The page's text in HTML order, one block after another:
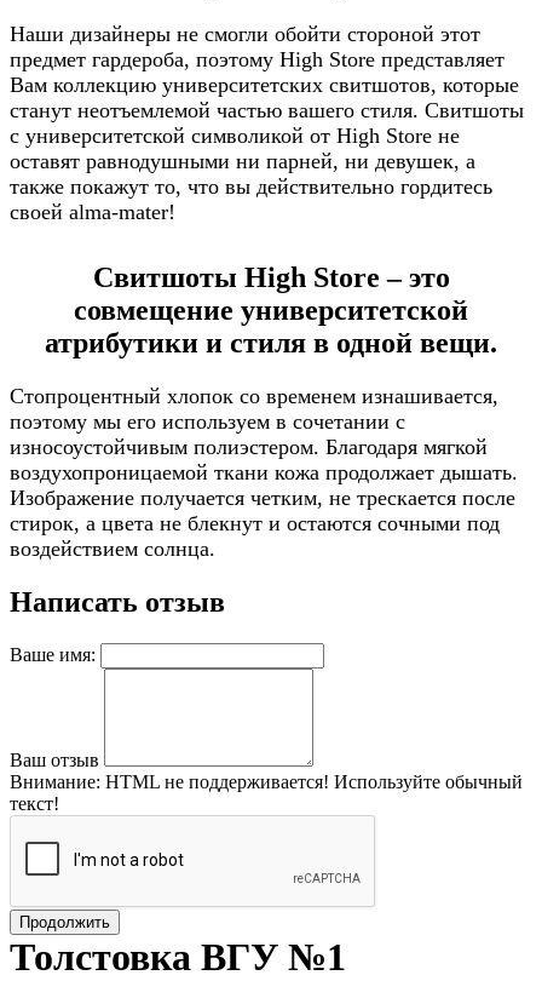
Наши дизайнеры не смогли обойти стороной этот
предмет гардероба, поэтому High Store представляет
Вам коллекцию университетских свитшотов, которые
станут неотъемлемой частью вашего стиля. Свитшоты
с университетской символикой от High Store не
оставят равнодушными ни парней, ни девушек, а
также покажут то, что вы действительно гордитесь
своей alma-mater!
Свитшоты High Store – это
совмещение университетской
атрибутики и стиля в одной вещи.
Стопроцентный хлопок со временем изнашивается,
поэтому мы его используем в сочетании с
износоустойчивым полиэстером. Благодаря мягкой
воздухопроницаемой ткани кожа продолжает дышать.
Изображение получается четким, не трескается после
стирок, а цвета не блекнут и остаются сочными под
воздействием солнца.
Написать отзыв
Ваше имя:
Ваш отзыв
Внимание: HTML не поддерживается! Используйте обычный
текст!
Продолжить
Толстовка ВГУ №1